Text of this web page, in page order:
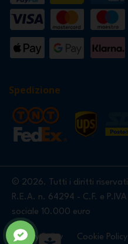
Spedizione
© 2026. Tutti i diritti riservati
R.E.A. n. 64294 - C.F. e
sociale 10.000 euro
Privacy Policy Cookie Policy